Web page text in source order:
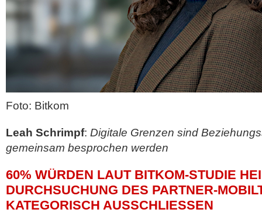
Foto: Bitkom
Leah Schrimpf: Digitale Grenzen sind
gemeinsam besprochen werden
60% WÜRDEN LAUT BITKOM-STUDIE
DURCHSUCHUNG DES PARTNER-
KATEGORISCH AUSSCHLIESSEN